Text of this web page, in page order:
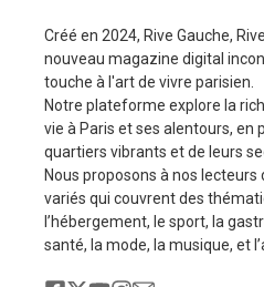
Créé en 2024, Rive Gauche,
nouveau magazine digital
touche à l'art de vivre parisien.
Notre plateforme explore la
vie à Paris et ses alentours, en
quartiers vibrants et de leurs
Nous proposons à nos
variés qui couvrent des
l’hébergement, le sport, la
santé, la mode, la musique, et